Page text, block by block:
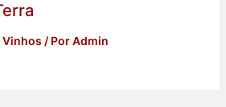
Vinhos / PorAdmin